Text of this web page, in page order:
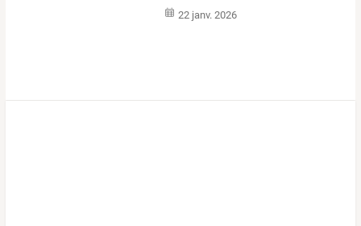
22 janv. 2026